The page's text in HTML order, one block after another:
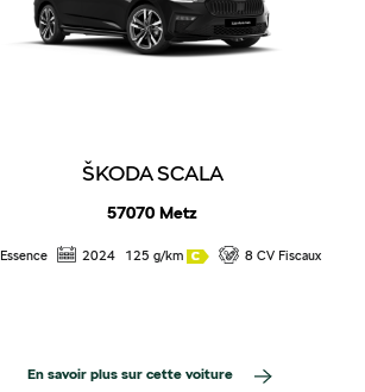
ŠKODA SCALA
57070 Metz
Essence 2024 125 g/km 8 CV Fiscaux
En savoir plus sur cette voiture